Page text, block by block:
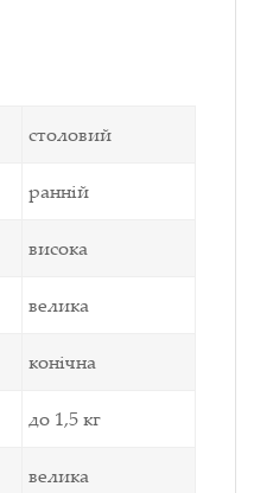
столовий
ранній
висока
велика
конічна
до 1,5 кг
велика